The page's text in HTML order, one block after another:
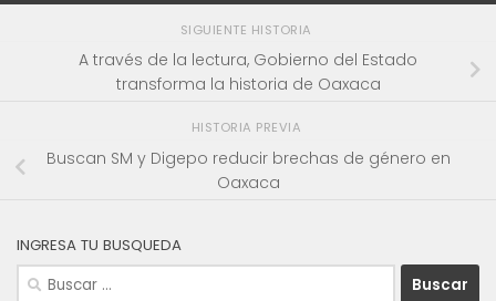
SIGUIENTE HISTORIA
A través de la lectura, Gobierno del Estado
transforma la historia de Oaxaca
HISTORIA PREVIA
Buscan SM y Digepo reducir brechas de género en
Oaxaca
INGRESA TU BUSQUEDA
Buscar: